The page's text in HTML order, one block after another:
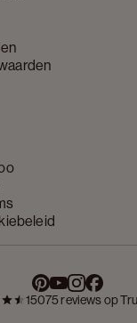
15075 reviews op